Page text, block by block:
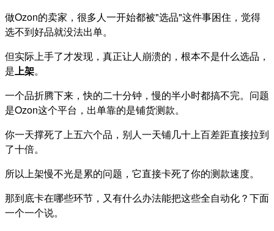
做Ozon的卖家，很多人一开始都被"选品"这件事困住，觉得
选不到好品就没法出单。
但实际上手了才发现，真正让人崩溃的，根本不是什么选品，
是上架。
一个品折腾下来，快的二十分钟，慢的半小时都搞不完。问题
是Ozon这个平台，出单靠的是铺货测款。
你一天撑死了上五六个品，别人一天铺几十上百差距直接拉到
了十倍。
所以上架慢不光是累的问题，它直接卡死了你的测款速度。
那到底卡在哪些环节，又有什么办法能把这些全自动化？下面
一个一个说。